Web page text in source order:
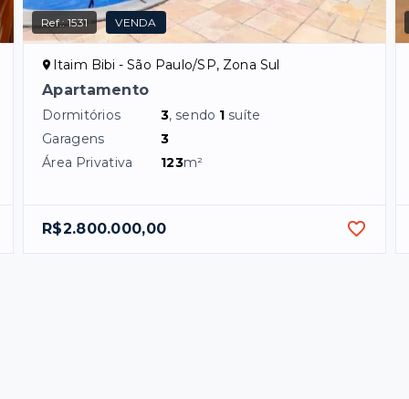
Ref.:1531 VENDA
Itaim Bibi - São Paulo/SP, Zona Sul
Apartamento
Dormitórios 3, sendo 1 suíte
Garagens
3
Área Privativa
123m²
R$2.800.000,00